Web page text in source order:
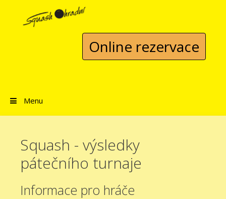
Přeskočit na obsah
Online rezervace
Menu
Squash - výsledky
pátečního turnaje
Informace pro hráče